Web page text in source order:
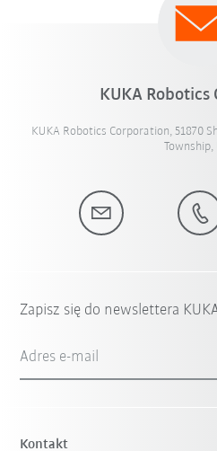
KUKA
KUKA Robotics Corporation, 51870
Township,
Zapisz się do newslettera
Adres e-mail
Kontakt